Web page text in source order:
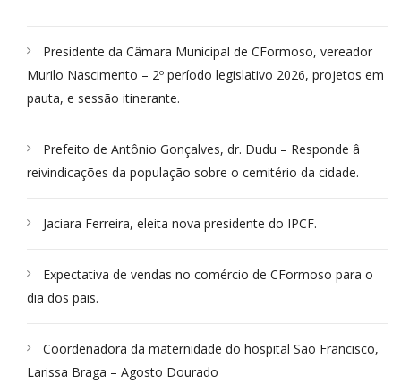
Presidente da Câmara Municipal de CFormoso, vereador
Murilo Nascimento – 2º período legislativo 2026, projetos em
pauta, e sessão itinerante.
Prefeito de Antônio Gonçalves, dr. Dudu – Responde â
reivindicações da população sobre o cemitério da cidade.
Jaciara Ferreira, eleita nova presidente do IPCF.
Expectativa de vendas no comércio de CFormoso para o
dia dos pais.
Coordenadora da maternidade do hospital São Francisco,
Larissa Braga – Agosto Dourado